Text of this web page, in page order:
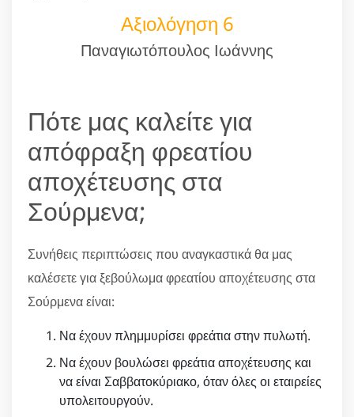
Αξιολόγηση 6
Παναγιωτόπουλος Ιωάννης
Πότε μας καλείτε για
απόφραξη φρεατίου
αποχέτευσης στα
Σούρμενα;
Συνήθεις περιπτώσεις που αναγκαστικά θα μας
καλέσετε για ξεβούλωμα φρεατίου αποχέτευσης στα
Σούρμενα είναι:
Να έχουν πλημμυρίσει φρεάτια στην πυλωτή.
Να έχουν βουλώσει φρεάτια αποχέτευσης και
να είναι Σαββατοκύριακο, όταν όλες οι εταιρείες
υπολειτουργούν.